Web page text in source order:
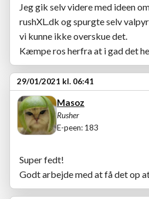
Jeg gik selv videre med ideen
rushXL.dk og spurgte selv
vi kunne ikke overskue det.
Kæmpe ros herfra at i gad det
29/01/2021 kl. 06:41
Masoz
Rusher
E-peen: 183
Super fedt!
Godt arbejde med at få det op